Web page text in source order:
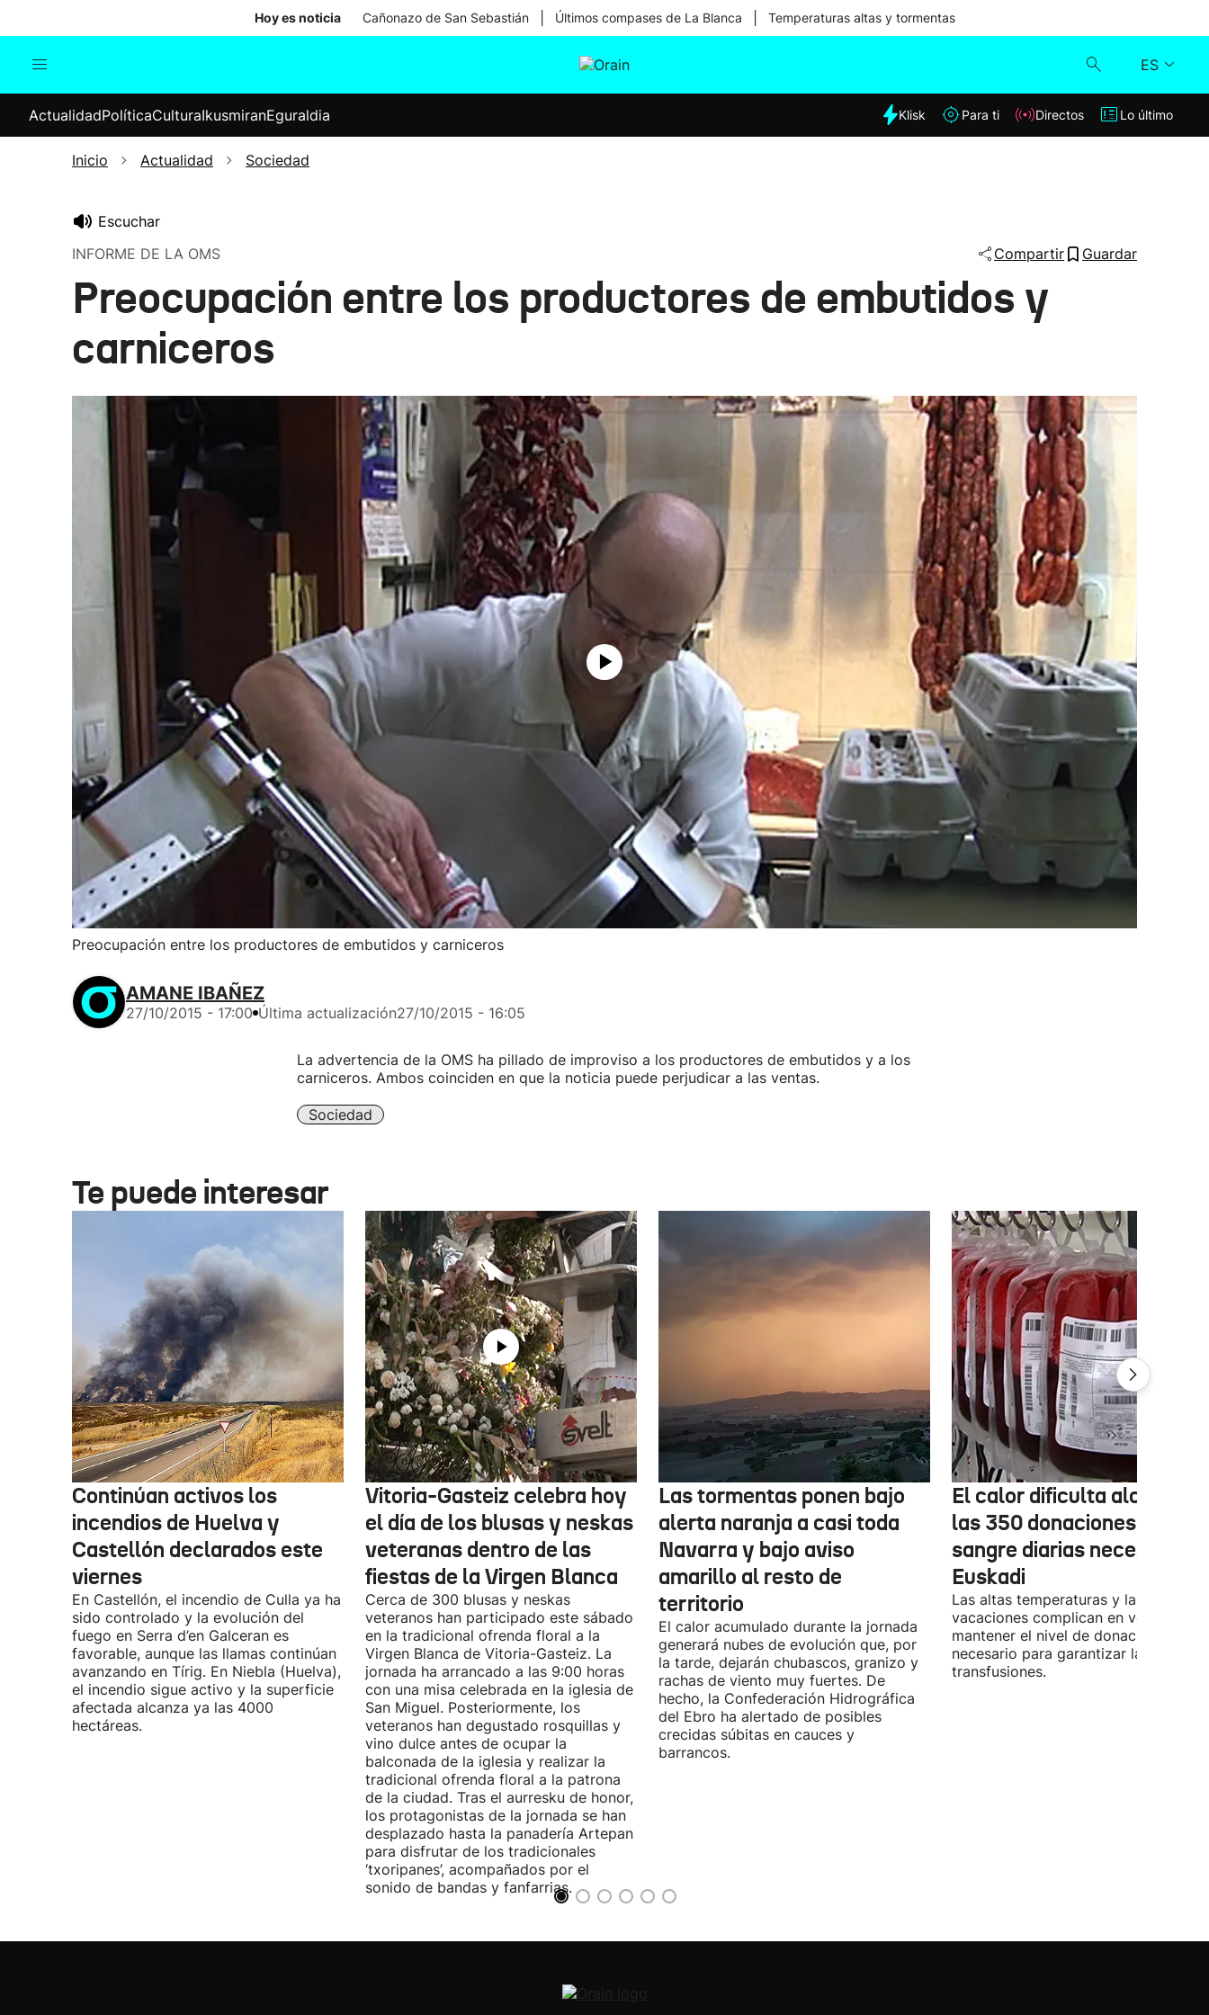
Hoy es noticia Cañonazo de San Sebastián Últimos compases de La Blanca Temperaturas altas y tormentas
ES
Internacional
Elecciones
Klisk
ActualidadPolíticaCulturaIkusmiranEguraldia Klisk Para ti Directos Lo último
Inicio Actualidad Sociedad
Escuchar
INFORME DE LA OMS
Compartir Guardar
Preocupación entre los productores de embutidos y
carniceros
Preocupación entre los productores de embutidos y carniceros
AMANE IBAÑEZ
27/10/2015 - 17:00 Última actualización27/10/2015 - 16:05
La advertencia de la OMS ha pillado de improviso a los productores de embutidos y a los
carniceros. Ambos coinciden en que la noticia puede perjudicar a las ventas.
Sociedad
Te puede interesar
Continúan activos los
incendios de Huelva y
Castellón declarados este
viernes
En Castellón, el incendio de Culla ya ha
sido controlado y la evolución del
fuego en Serra d’en Galceran es
favorable, aunque las llamas continúan
avanzando en Tírig. En Niebla (Huelva),
el incendio sigue activo y la superficie
afectada alcanza ya las 4000
hectáreas.
Vitoria-Gasteiz celebra hoy
el día de los blusas y neskas
veteranas dentro de las
fiestas de la Virgen Blanca
Cerca de 300 blusas y neskas
veteranos han participado este sábado
en la tradicional ofrenda floral a la
Virgen Blanca de Vitoria-Gasteiz. La
jornada ha arrancado a las 9:00 horas
con una misa celebrada en la iglesia de
San Miguel. Posteriormente, los
veteranos han degustado rosquillas y
vino dulce antes de ocupar la
balconada de la iglesia y realizar la
tradicional ofrenda floral a la patrona
de la ciudad. Tras el aurresku de honor,
los protagonistas de la jornada se han
desplazado hasta la panadería Artepan
para disfrutar de los tradicionales
‘txoripanes’, acompañados por el
sonido de bandas y fanfarrias.
Las tormentas ponen bajo
alerta naranja a casi toda
Navarra y bajo aviso
amarillo al resto de
territorio
El calor acumulado durante la jornada
generará nubes de evolución que, por
la tarde, dejarán chubascos, granizo y
rachas de viento muy fuertes. De
hecho, la Confederación Hidrográfica
del Ebro ha alertado de posibles
crecidas súbitas en cauces y
barrancos.
El calor dificulta alcanzar
las 350 donaciones de
sangre diarias necesarias
Euskadi
Las altas temperaturas y las
vacaciones complican en verano
mantener el nivel de donaciones
necesario para garantizar las
transfusiones.